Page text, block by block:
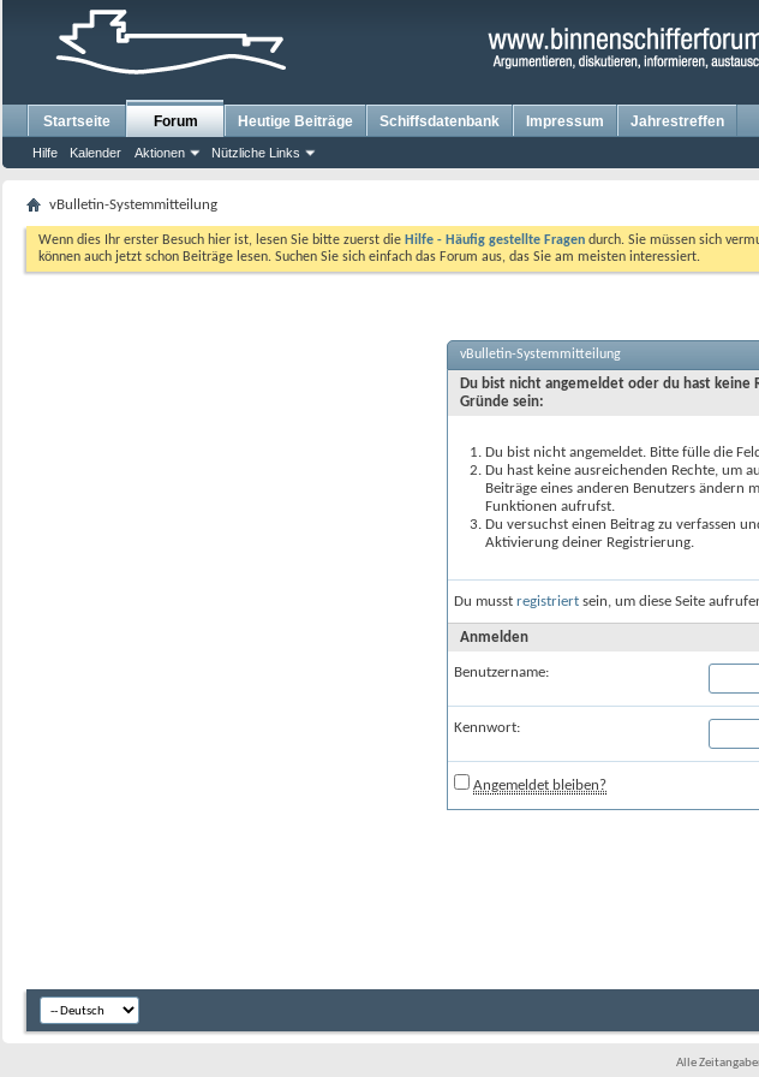
Startseite Forum
Hilfe Kalender Aktionen Nützliche Links
Heutige Beiträge Schiffsdatenbank Impressum Jahrestreffen
vBulletin-Systemmitteilung
Wenn dies Ihr erster Besuch hier ist, lesen Sie bitte zuerst die Hilfe - Häufig gestellte Fragen durch. Sie müssen sich
können auch jetzt schon Beiträge lesen. Suchen Sie sich einfach das Forum aus, das Sie am meisten interessiert.
vBulletin-Systemmitteilung
Du bist nicht angemeldet oder du hast
Gründe sein:
Du bist nicht angemeldet. Bitte fülle die
Du hast keine ausreichenden Rechte, um
Beiträge eines anderen Benutzers ändern
Funktionen aufrufst.
Du versuchst einen Beitrag zu verfassen
Aktivierung deiner Registrierung.
Du musst registriert sein, um diese Seite
Anmelden
Benutzername:
Kennwort:
Angemeldet bleiben?
Alle